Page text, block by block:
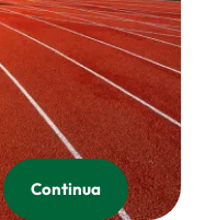
Continua